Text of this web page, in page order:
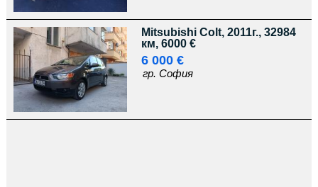
Mitsubishi Colt, 2011г., 32984
км, 6000 €
6 000 €
гр. София